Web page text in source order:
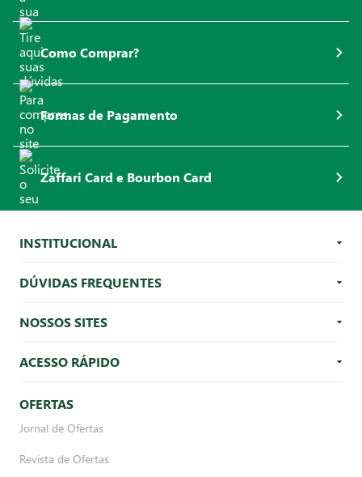
Como Comprar?
Formas de Pagamento
Zaffari Card e Bourbon Card
INSTITUCIONAL
DÚVIDAS FREQUENTES
NOSSOS SITES
ACESSO RÁPIDO
OFERTAS
Jornal de Ofertas
Revista de Ofertas